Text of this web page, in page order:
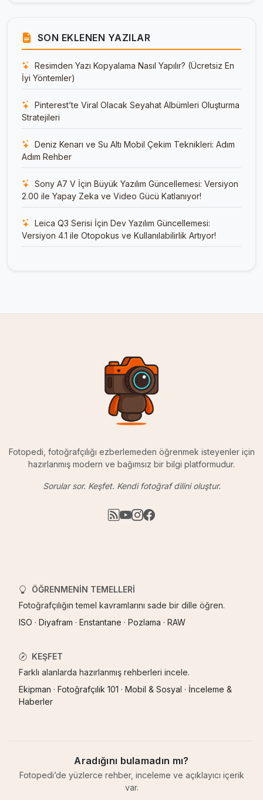
SON EKLENEN YAZILAR
Resimden Yazı Kopyalama Nasıl Yapılır? (Ücretsiz En
İyi Yöntemler)
Pinterest’te Viral Olacak Seyahat Albümleri Oluşturma
Stratejileri
Deniz Kenarı ve Su Altı Mobil Çekim Teknikleri: Adım
Adım Rehber
Sony A7 V İçin Büyük Yazılım Güncellemesi: Versiyon
2.00 ile Yapay Zeka ve Video Gücü Katlanıyor!
Leica Q3 Serisi İçin Dev Yazılım Güncellemesi:
Versiyon 4.1 ile Otopokus ve Kullanılabilirlik Artıyor!
Fotopedi, fotoğrafçılığı ezberlemeden öğrenmek isteyenler için
hazırlanmış modern ve bağımsız bir bilgi platformudur.
Sorular sor. Keşfet. Kendi fotoğraf dilini oluştur.
ÖĞRENMENIN TEMELLERI
Fotoğrafçılığın temel kavramlarını sade bir dille öğren.
ISO · Diyafram · Enstantane · Pozlama · RAW
KEŞFET
Farklı alanlarda hazırlanmış rehberleri incele.
Ekipman · Fotoğrafçılık 101 · Mobil & Sosyal · İnceleme &
Haberler
Aradığını bulamadın mı?
Fotopedi’de yüzlerce rehber, inceleme ve açıklayıcı içerik
var.